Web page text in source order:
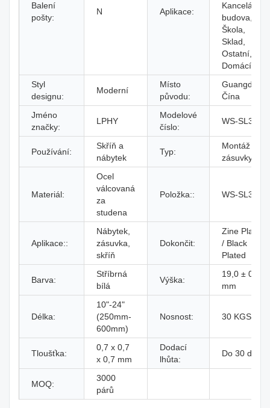
Balení
pošty:
N Aplikace:
Kancelářská
budova,
Škola,
Sklad,
Ostatní,
Domácí bar
Styl
designu:
Moderní
Místo
původu:
Guangdong,
Čína
Jméno
značky:
LPHY
Modelové
číslo:
WS-SL3507
Používání:
Skříň a
nábytek
Typ:
Montáž
zásuvky
Materiál:
Ocel
válcovaná
za
studena
Položka:: WS-SL3507
Aplikace::
Nábytek,
zásuvka,
skříň
Dokončit:
Zine Plated
/ Black
Plated
Barva:
Stříbrná
bílá
Výška:
19,0 ± 0,2
mm
Délka:
10"-24"
(250mm-
600mm)
Nosnost: 30 KGS
Tloušťka:
0,7 x 0,7
x 0,7 mm
Dodací
lhůta:
Do 30 dnů
MOQ:
3000
párů